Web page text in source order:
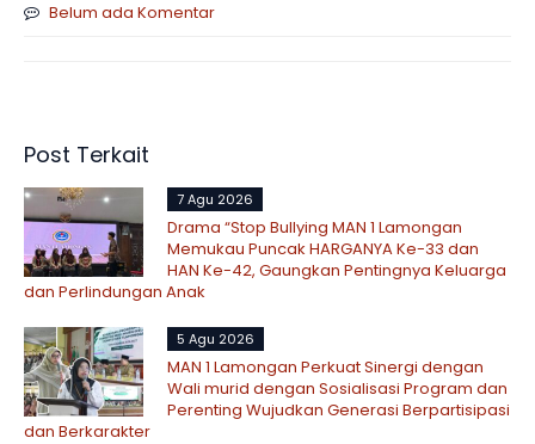
Belum ada Komentar
Post Terkait
7 Agu 2026
Drama “Stop Bullying MAN 1 Lamongan
Memukau Puncak HARGANYA Ke-33 dan
HAN Ke-42, Gaungkan Pentingnya Keluarga
dan Perlindungan Anak
5 Agu 2026
MAN 1 Lamongan Perkuat Sinergi dengan
Wali murid dengan Sosialisasi Program dan
Perenting Wujudkan Generasi Berpartisipasi
dan Berkarakter